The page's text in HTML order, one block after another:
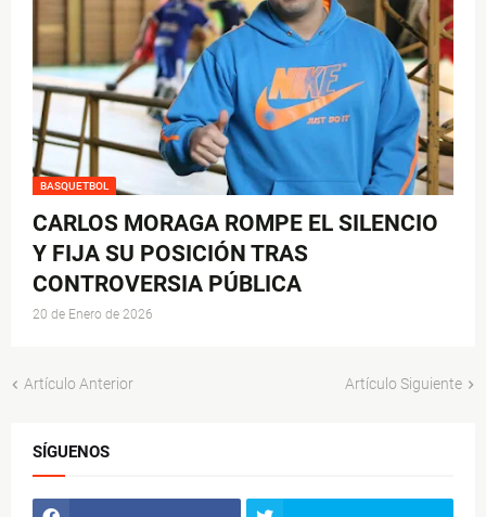
BASQUETBOL
CARLOS MORAGA ROMPE EL SILENCIO
Y FIJA SU POSICIÓN TRAS
CONTROVERSIA PÚBLICA
20 de Enero de 2026
Artículo Anterior Artículo Siguiente
SÍGUENOS